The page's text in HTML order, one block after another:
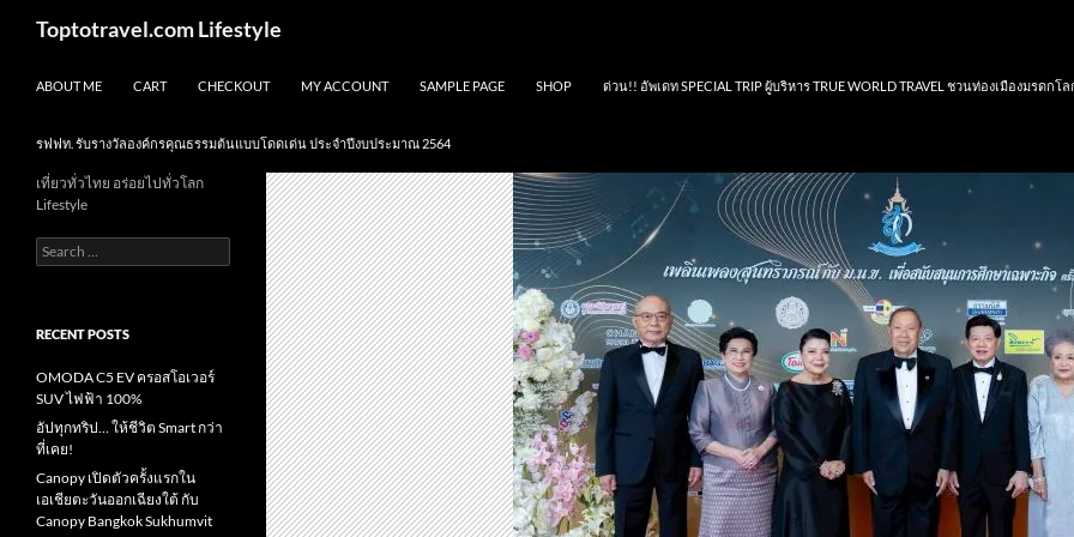
Toptotravel.com Lifestyle
ABOUT ME CART CHECKOUT MY ACCOUNT SAMPLE PAGE SHOP ด่วน!! อัพเดท SPECIAL TRIP ผู้บริหาร TRUE WORLD TRAVEL ชวนท่องเมืองมรดกโล
รฟฟท. รับรางวัลองค์กรคุณธรรมต้นแบบโดดเด่น ประจำปีงบประมาณ 2564
เที่ยวทั่วไทย อร่อยไปทั่วโลก
Lifestyle
Search
for:
RECENT POSTS
OMODA C5 EV ครอสโอเวอร์
SUV ไฟฟ้า 100%
อัปทุกทริป… ให้ชีวิต Smart กว่า
ที่เคย!
Canopy เปิดตัวครั้งแรกใน
เอเชียตะวันออกเฉียงใต้ กับ
Canopy Bangkok Sukhumvit